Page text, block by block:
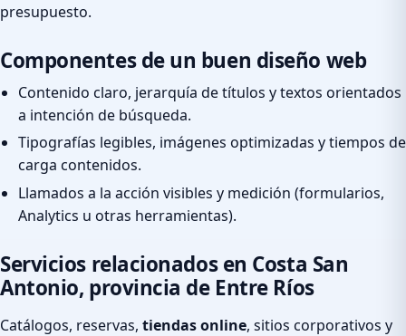
presupuesto.
Componentes de un buen diseño web
Contenido claro, jerarquía de títulos y textos orientados
a intención de búsqueda.
Tipografías legibles, imágenes optimizadas y tiempos de
carga contenidos.
Llamados a la acción visibles y medición (formularios,
Analytics u otras herramientas).
Servicios relacionados en Costa San
Antonio, provincia de Entre Ríos
Catálogos, reservas, tiendas online, sitios corporativos y